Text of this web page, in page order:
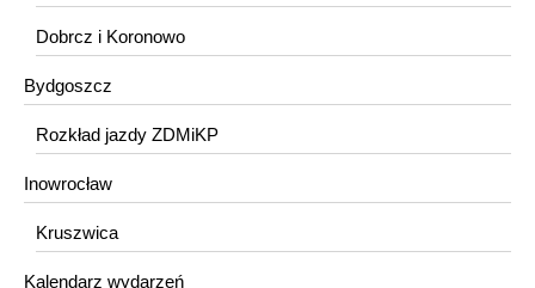
Dobrcz i Koronowo
Bydgoszcz
Rozkład jazdy ZDMiKP
Inowrocław
Kruszwica
Kalendarz wydarzeń